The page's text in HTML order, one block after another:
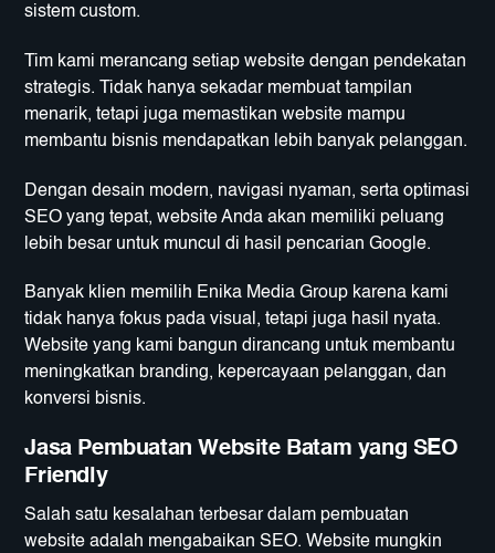
sistem custom.
Tim kami merancang setiap website dengan pendekatan
strategis. Tidak hanya sekadar membuat tampilan
menarik, tetapi juga memastikan website mampu
membantu bisnis mendapatkan lebih banyak pelanggan.
Dengan desain modern, navigasi nyaman, serta optimasi
SEO yang tepat, website Anda akan memiliki peluang
lebih besar untuk muncul di hasil pencarian Google.
Banyak klien memilih Enika Media Group karena kami
tidak hanya fokus pada visual, tetapi juga hasil nyata.
Website yang kami bangun dirancang untuk membantu
meningkatkan branding, kepercayaan pelanggan, dan
konversi bisnis.
Jasa Pembuatan Website Batam yang SEO
Friendly
Salah satu kesalahan terbesar dalam pembuatan
website adalah mengabaikan SEO. Website mungkin